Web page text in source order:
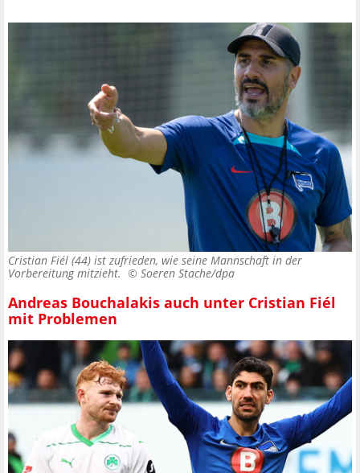
Cristian Fiél (44) ist zufrieden, wie seine Mannschaft in der
Vorbereitung mitzieht. © Soeren Stache/dpa
Andreas Bouchalakis auch unter Cristian Fiél
mit Problemen